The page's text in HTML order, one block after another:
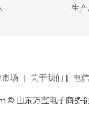
生
市场 | 关于我们 | 电
© 山东万宝电子商务